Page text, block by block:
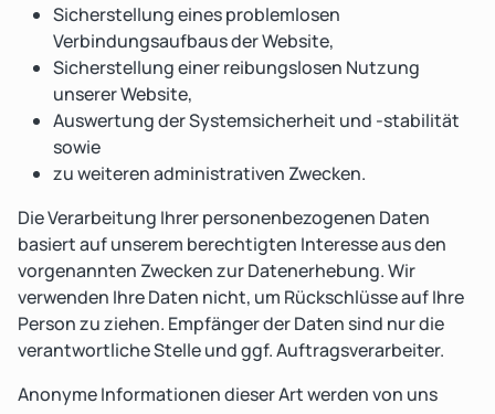
Sicherstellung eines problemlosen
Verbindungsaufbaus der Website,
Sicherstellung einer reibungslosen Nutzung
unserer Website,
Auswertung der Systemsicherheit und -stabilität
sowie
zu weiteren administrativen Zwecken.
Die Verarbeitung Ihrer personenbezogenen Daten
basiert auf unserem berechtigten Interesse aus den
vorgenannten Zwecken zur Datenerhebung. Wir
verwenden Ihre Daten nicht, um Rückschlüsse auf Ihre
Person zu ziehen. Empfänger der Daten sind nur die
verantwortliche Stelle und ggf. Auftragsverarbeiter.
Anonyme Informationen dieser Art werden von uns